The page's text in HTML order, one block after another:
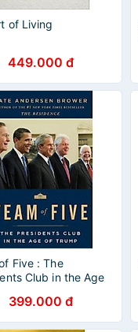
of Living
449.000 đ
Five : The
Club in the Age
399.000 đ